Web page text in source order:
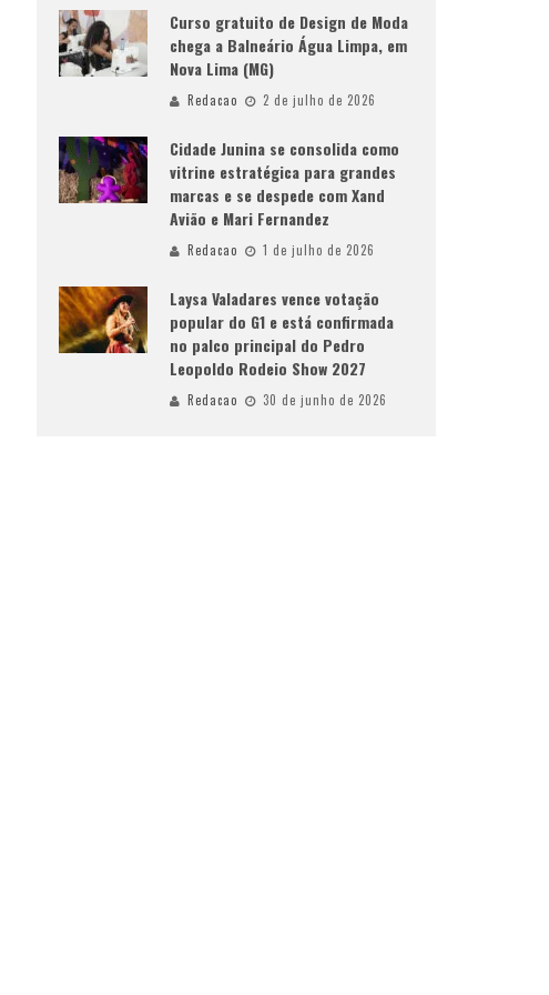
Curso gratuito de Design de Moda
chega a Balneário Água Limpa, em
Nova Lima (MG)
Redacao 2 de julho de 2026
Cidade Junina se consolida como
vitrine estratégica para grandes
marcas e se despede com Xand
Avião e Mari Fernandez
Redacao 1 de julho de 2026
Laysa Valadares vence votação
popular do G1 e está confirmada
no palco principal do Pedro
Leopoldo Rodeio Show 2027
Redacao 30 de junho de 2026